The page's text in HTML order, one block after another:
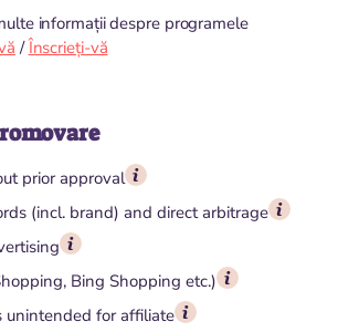
informații despre programele
/Înscrieți-vă
prior approval
(incl. brand) and direct arbitrage
Bing Shopping etc.)
unintended for affiliate